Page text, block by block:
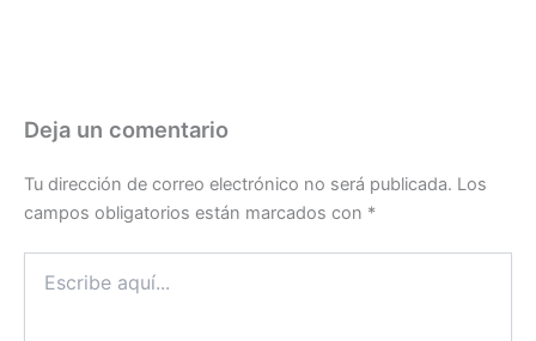
Deja un comentario
Tu dirección de correo electrónico no será publicada. Los
campos obligatorios están marcados con *
aquí...